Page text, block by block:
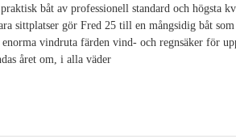
båt av professionell standard och högsta
sittplatser gör Fred 25 till en mångsidig båt
vindruta färden vind- och regnsäker för
året om, i alla väder